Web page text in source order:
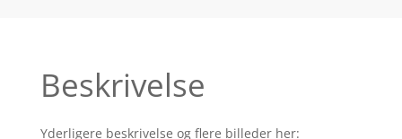
Beskrivelse
Yderligere beskrivelse og flere billeder her: